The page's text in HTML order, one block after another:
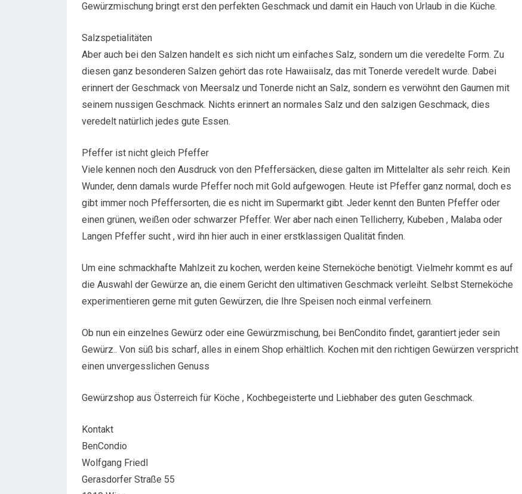
Gewürzmischung bringt erst den perfekten Geschmack und damit ein Hauch von Urlaub in die Küche.
Salzspetialitäten
Aber auch bei den Salzen handelt es sich nicht um einfaches Salz, sondern um die veredelte Form. Zu
diesen ganz besonderen Salzen gehört das rote Hawaiisalz, das mit Tonerde veredelt wurde. Dabei
erinnert der Geschmack von Meersalz und Tonerde nicht an Salz, sondern es verwöhnt den Gaumen mit
seinem nussigen Geschmack. Nichts erinnert an normales Salz und den salzigen Geschmack, dies
veredelt natürlich jedes gute Essen.
Pfeffer ist nicht gleich Pfeffer
Viele kennen noch den Ausdruck von den Pfeffersäcken, diese galten im Mittelalter als sehr reich. Kein
Wunder, denn damals wurde Pfeffer noch mit Gold aufgewogen. Heute ist Pfeffer ganz normal, doch es
gibt immer noch Pfeffersorten, die es nicht im Supermarkt gibt. Jeder kennt den Bunten Pfeffer oder
einen grünen, weißen oder schwarzer Pfeffer. Wer aber nach einen Tellicherry, Kubeben , Malaba oder
Langen Pfeffer sucht , wird ihn hier auch in einer erstklassigen Qualität finden.
Um eine schmackhafte Mahlzeit zu kochen, werden keine Sterneköche benötigt. Vielmehr kommt es auf
die Auswahl der Gewürze an, die einem Gericht den ultimativen Geschmack verleiht. Selbst Sterneköche
experimentieren gerne mit guten Gewürzen, die Ihre Speisen noch einmal verfeinern.
Ob nun ein einzelnes Gewürz oder eine Gewürzmischung, bei BenCondito findet, garantiert jeder sein
Gewürz.. Von süß bis scharf, alles in einem Shop erhältlich. Kochen mit den richtigen Gewürzen verspricht
einen unvergesslichen Genuss
Gewürzshop aus Österreich für Köche , Kochbegeisterte und Liebhaber des guten Geschmack.
Kontakt
BenCondio
Wolfgang Friedl
Gerasdorfer Straße 55